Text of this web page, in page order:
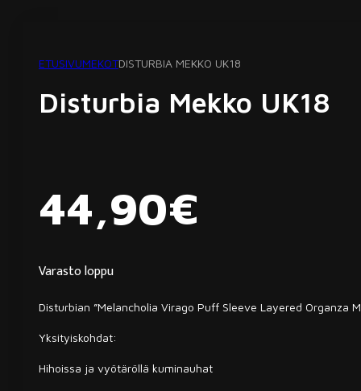
ETUSIVUMEKOTDISTURBIA MEKKO UK18
Disturbia Mekko UK18
44,90€
Varasto loppu
Disturbian ”Melancholia Virago Puff Sleeve Layered Organza
Yksityiskohdat:
Hihoissa ja vyötäröllä kuminauhat